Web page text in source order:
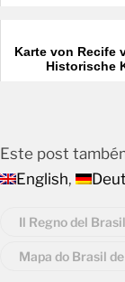
Karte von Recife
Historische
Este post
English
Il Regno del
Mapa do Brasil